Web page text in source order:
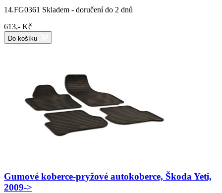
14.FG0361 Skladem - doručení do 2 dnů
613,- Kč
Do košíku
Gumové koberce-pryžové autokoberce, Škoda Yeti,
2009->